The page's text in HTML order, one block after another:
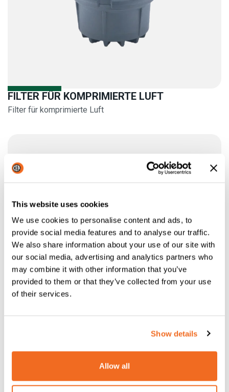
This website uses cookies
We use cookies to personalise content and ads, to
provide social media features and to analyse our traffic.
We also share information about your use of our site with
our social media, advertising and analytics partners who
may combine it with other information that you’ve
provided to them or that they’ve collected from your use
of their services.
Show details
Allow all
FILTER FÜR KOMPRIMIERTE LUFT
Filter für komprimierte Luft
FILTERPATRONEN PAKET
Filterpatronen Paket mit 4 Stück